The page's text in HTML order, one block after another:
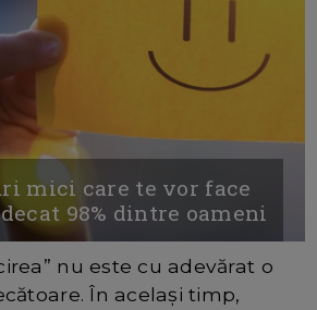
mici care te vor face
98% dintre oameni
nu este cu adevărat o
În același timp,